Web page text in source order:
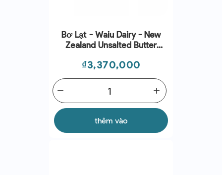
Bơ Lạt - Waiu Dairy - New
Zealand Unsalted Butter
Giá
₫3,370,000
add
remove
thêm vào